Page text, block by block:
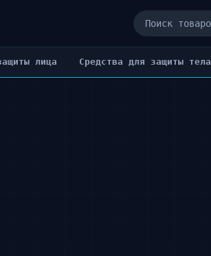
лица Cредства для защиты тела